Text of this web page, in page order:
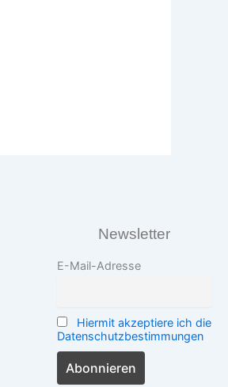
Newsletter
E-Mail-Adresse
Hiermit akzeptiere ich die
Datenschutzbestimmungen